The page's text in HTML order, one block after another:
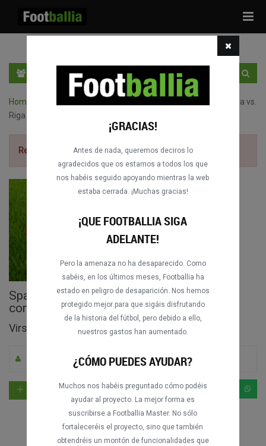
Home
Spartaks Jūrmala vs.
Riga FC
Regístrate gratispara ver el partido.
Spartaks Jūrmala vs. Riga FC partido
completo
Virslīga - LVA 2020
Por Angelito Labruna 0 186 Letón
¡GRACIAS!
Antes de nada, queremos deciros lo
agradecidos que os estamos a todos los que
nos habéis seguido apoyando mientras la web
estaba cerrada. ¡Muchas gracias!
¡QUE FOOTBALLIA SIGA
ADELANTE!
Pero la amenaza no ha desaparecido. Como
sabéis, en los últimos meses, Footballia ha
estado en peligro de desaparición. Nos hemos
protegido mejor para que sigáis disfrutando
de la historia del fútbol, pero debido a ello,
nuestros gastos han aumentado.
¿CÓMO PUEDES AYUDAR?
Muchos nos habéis preguntado cómo podéis
ayudar al proyecto. La mejor forma es
suscribirse a Footballia Master. No sólo
fortaleceréis el proyecto, sino que también
obtendréis un montón de funcionalidades que